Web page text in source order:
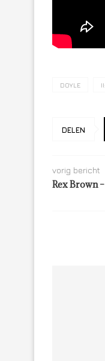
DOYLE
DELEN
vorig bericht
Rex Brown